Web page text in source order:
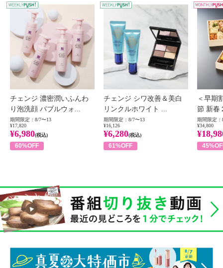
WEEKLY PUSH
チェンジ 濃密潤いふんわ
り泡洗顔 バブルウォ...
期間限定：8/7〜13
¥17,820
¥6,980(税込)
60%OFF
チェンジ シワ改善＆美白
リンクルホワイト ...
期間限定：8/7〜13
¥16,126
¥6,280(税込)
61%OFF
＜早期
節 新春
期間限定：
¥34,800